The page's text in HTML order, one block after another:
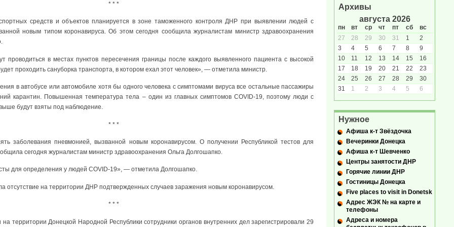
* * *
средств и объектов планируется в зоне таможенного контроля ДНР при выявлении людей с
новым типом коронавируса. Об этом сегодня сообщила журналистам министр здравоохранения
проводиться в местах пунктов пересечения границы после каждого выявленного пациента с высокой
проходить сануборка транспорта, в котором ехал этот человек», — отметила министр.
в автобусе или автомобиле хотя бы одного человека с симптомами вируса все остальные пассажиры
карантин. Повышенная температура тела – один из главных симптомов COVID-19, поэтому люди с
будут взяты под наблюдение.
* * *
заболевания пневмонией, вызванной новым коронавирусом. О получении Республикой тестов для
сегодня журналистам министр здравоохранения Ольга Долгошапко.
для определения у людей COVID-19», — отметила Долгошапко.
отсутствие на территории ДНР подтвержденных случаев заражения новым коронавирусом.
* * *
территории Донецкой Народной Республики сотрудники органов внутренних дел зарегистрировали 29
Архивы
августа 2026
пн вт ср чт пт сб
вс
27
28 29 30 31 1
2
3
4 5 6 7 8
9
10
11 12 13 14 15
16
17
18 19 20 21 22
23
24
25 26 27 28 29
30
31
1 2 3 4 5 6
Нужное
Афиша к-т Звёздочка
Вечеринки Донецка
Афиша к-т Шевченко
Центры занятости ДНР
Горячие линии ДНР
Гостиницы Донецка
Five places to visit in Donetsk
Адрес ЖЭК № на карте и
телефоны
Адреса и номера